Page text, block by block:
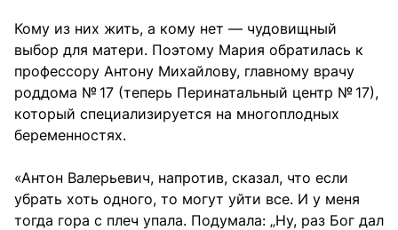
Кому из них жить, а кому нет — чудовищный
выбор для матери. Поэтому Мария обратилась к
профессору Антону Михайлову, главному врачу
роддома № 17 (теперь Перинатальный центр № 17),
который специализируется на многоплодных
беременностях.
«Антон Валерьевич, напротив, сказал, что если
убрать хоть одного, то могут уйти все. И у меня
тогда гора с плеч упала. Подумала: „Ну, раз Бог дал